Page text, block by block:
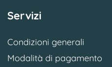
Servizi
Condizioni generali
Modalità di pagamento